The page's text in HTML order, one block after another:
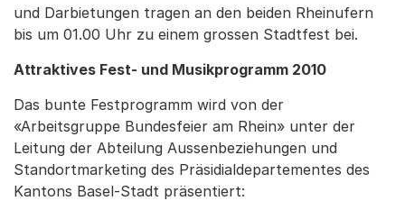
und Darbietungen tragen an den beiden Rhein­­ufern
bis um 01.00 Uhr zu einem grossen Stadtfest bei.
Attraktives Fest- und Musikprogramm 2010
Das bunte Festprogramm wird von der
«Arbeitsgruppe Bundesfeier am Rhein» unter der
Leitung der Abteilung Aussenbeziehungen und
Standortmarketing des Präsidialdepartementes des
Kantons Basel-Stadt präsentiert: